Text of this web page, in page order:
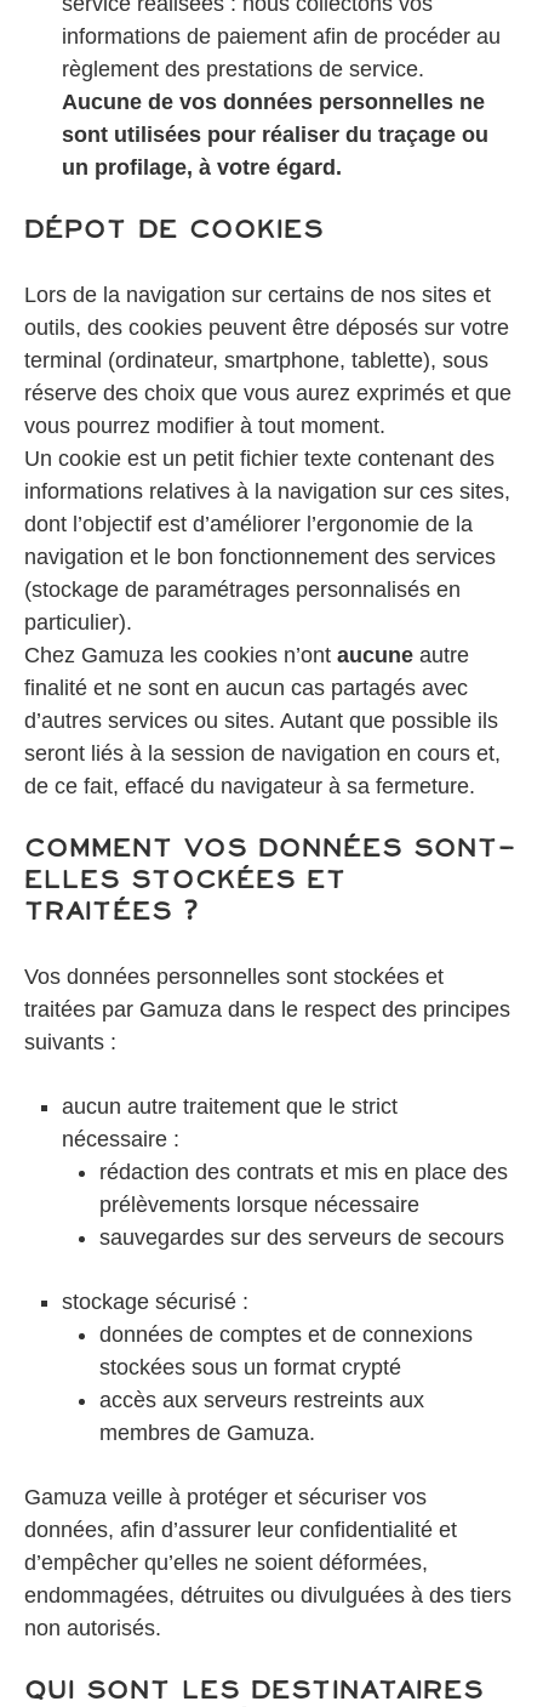
informations de paiement afin de procéder au
règlement des prestations de service.
Aucune de vos données personnelles ne
sont utilisées pour réaliser du traçage ou
un profilage, à votre égard.
Dépot de Cookies
Lors de la navigation sur certains de nos sites et
outils, des cookies peuvent être déposés sur votre
terminal (ordinateur, smartphone, tablette), sous
réserve des choix que vous aurez exprimés et que
vous pourrez modifier à tout moment.
Un cookie est un petit fichier texte contenant des
informations relatives à la navigation sur ces sites,
dont l’objectif est d’améliorer l’ergonomie de la
navigation et le bon fonctionnement des services
(stockage de paramétrages personnalisés en
particulier).
Chez Gamuza les cookies n’ont aucune autre
finalité et ne sont en aucun cas partagés avec
d’autres services ou sites. Autant que possible ils
seront liés à la session de navigation en cours et,
de ce fait, effacé du navigateur à sa fermeture.
Comment vos données sont-
elles stockées et
traitées ?
Vos données personnelles sont stockées et
traitées par Gamuza dans le respect des principes
suivants :
aucun autre traitement que le strict
nécessaire :
rédaction des contrats et mis en place des
prélèvements lorsque nécessaire
sauvegardes sur des serveurs de secours
stockage sécurisé :
données de comptes et de connexions
stockées sous un format crypté
accès aux serveurs restreints aux
membres de Gamuza.
Gamuza veille à protéger et sécuriser vos
données, afin d’assurer leur confidentialité et
d’empêcher qu’elles ne soient déformées,
endommagées, détruites ou divulguées à des tiers
non autorisés.
Qui sont les destinataires